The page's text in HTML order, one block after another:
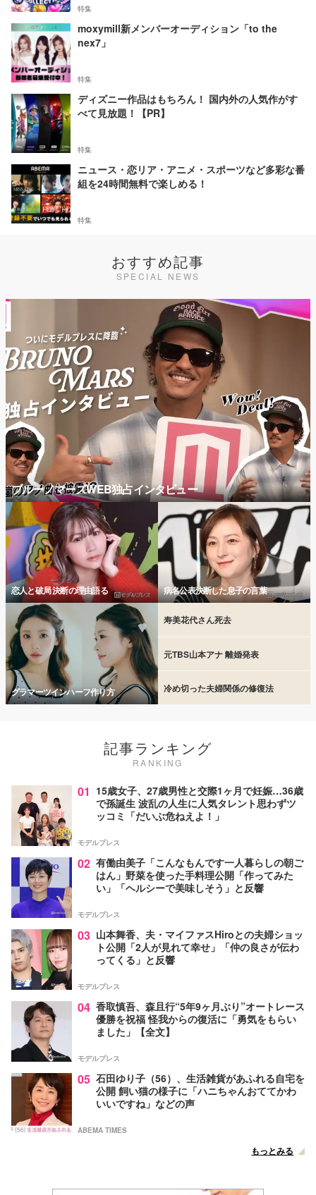
特集
moxymill新メンバーオーディション「to the
nex7」
特集
ディズニー作品はもちろん！ 国内外の人気作がす
べて見放題！【PR】
特集
ニュース・恋リア・アニメ・スポーツなど多彩な番
組を24時間無料で楽しめる！
特集
おすすめ記事
SPECIAL NEWS
ブルーノマーズWEB独占インタビュー
恋人と破局 決断の理由語る 病名公表決断した息子の言葉
グラマーツインハーフ作り方
寿美花代さん死去
元TBS山本アナ 離婚発表
冷め切った夫婦関係の修復法
記事ランキング
RANKING
01 15歳女子、27歳男性と交際1ヶ月で妊娠…36歳
で孫誕生 波乱の人生に人気タレント思わずツ
ッコミ「だいぶ危ねえよ！」
モデルプレス
02 有働由美子「こんなもんです一人暮らしの朝ご
はん」野菜を使った手料理公開「作ってみた
い」「ヘルシーで美味しそう」と反響
モデルプレス
03 山本舞香、夫・マイファスHiroとの夫婦ショッ
ト公開「2人が見れて幸せ」「仲の良さが伝わ
ってくる」と反響
モデルプレス
04 香取慎吾、森且行“5年9ヶ月ぶり”オートレース
優勝を祝福 怪我からの復活に「勇気をもらい
ました」【全文】
モデルプレス
05 石田ゆり子（56）、生活雑貨があふれる自宅を
公開 飼い猫の様子に「ハニちゃんおててかわ
いいですね」などの声
ABEMA TIMES
もっとみる